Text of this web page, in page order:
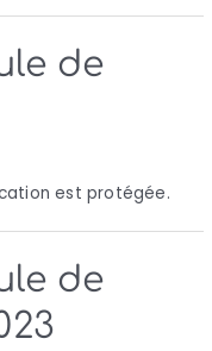
de
est protégée.
de